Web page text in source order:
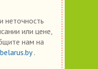
неточность
или цене,
нам на
.